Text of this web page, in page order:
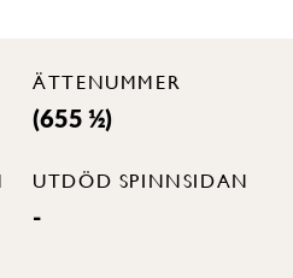
ÄTTENUMMER
(655 ½)
UTDÖD SPINNSIDAN
-